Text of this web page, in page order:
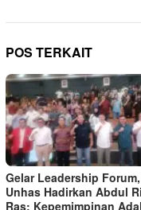
POS TERKAIT
Gelar Leadership
Unhas Hadirkan Abdul
Ras: Kepemimpinan